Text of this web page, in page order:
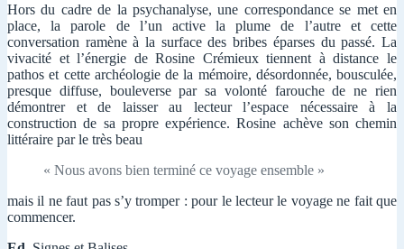
Hors du cadre de la psychanalyse, une correspondance se met en
place, la parole de l’un active la plume de l’autre et cette
conversation ramène à la surface des bribes éparses du passé. La
vivacité et l’énergie de Rosine Crémieux tiennent à distance le
pathos et cette archéologie de la mémoire, désordonnée, bousculée,
presque diffuse, bouleverse par sa volonté farouche de ne rien
démontrer et de laisser au lecteur l’espace nécessaire à la
construction de sa propre expérience. Rosine achève son chemin
littéraire par le très beau
« Nous avons bien terminé ce voyage ensemble »
mais il ne faut pas s’y tromper : pour le lecteur le voyage ne fait que
commencer.